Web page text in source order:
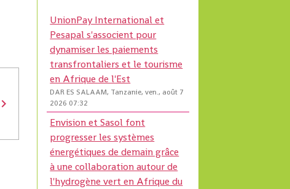
UnionPay International et
Pesapal s'associent pour
dynamiser les paiements
transfrontaliers et le tourisme
en Afrique de l'Est
DAR ES SALAAM, Tanzanie, ven., août 7
2026 07:32
Envision et Sasol font
progresser les systèmes
énergétiques de demain grâce
à une collaboration autour de
l'hydrogène vert en Afrique du